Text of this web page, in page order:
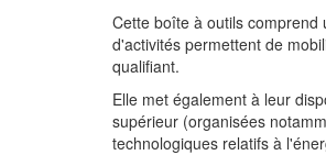
Cette boîte à outils
d'activités permettent de
qualifiant.
Elle met également à leur
supérieur (organisées
technologiques relatifs à